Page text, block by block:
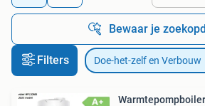
Bewaar je
Filters Doe-het-zelf en Verbouw